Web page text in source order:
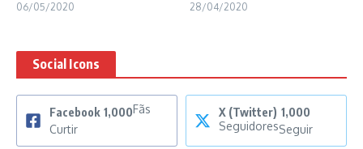
06/05/2020 28/04/2020
Social Icons
Facebook 1,000Fãs
Curtir
X (Twitter) 1,000
SeguidoresSeguir